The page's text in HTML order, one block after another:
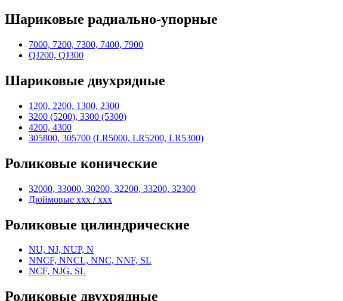
Шариковые радиально-упорные
7000, 7200, 7300, 7400, 7900
QJ200, QJ300
Шариковые двухрядные
1200, 2200, 1300, 2300
3200 (5200), 3300 (5300)
4200, 4300
305800, 305700 (LR5000, LR5200, LR5300)
Роликовые конические
32000, 33000, 30200, 32200, 33200, 32300
Дюймовые xxx / xxx
Роликовые цилиндрические
NU, NJ, NUP, N
NNCF, NNCL, NNC, NNF, SL
NCF, NJG, SL
Роликовые двухрядные